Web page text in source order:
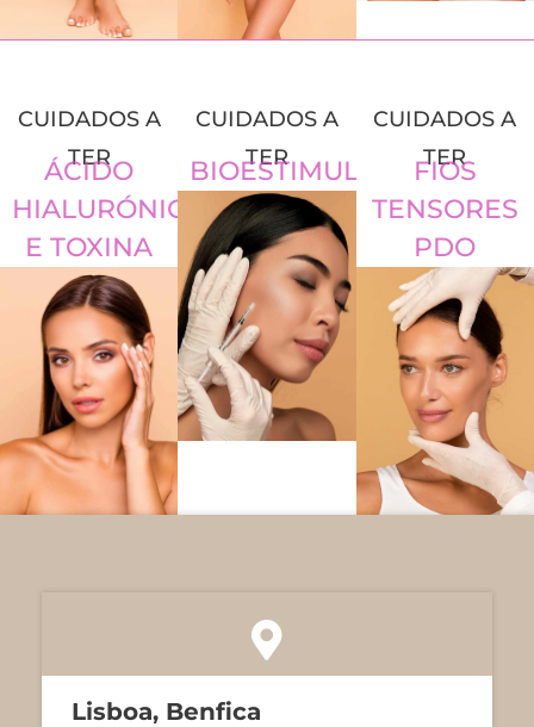
CUIDADOS A
TER
ÁCIDO
HIALURÓNICO
E TOXINA
CUIDADOS A
TER
BIOESTIMULADORES
CUIDADOS A
TER
FIOS
TENSORES
PDO
Lisboa, Benfica